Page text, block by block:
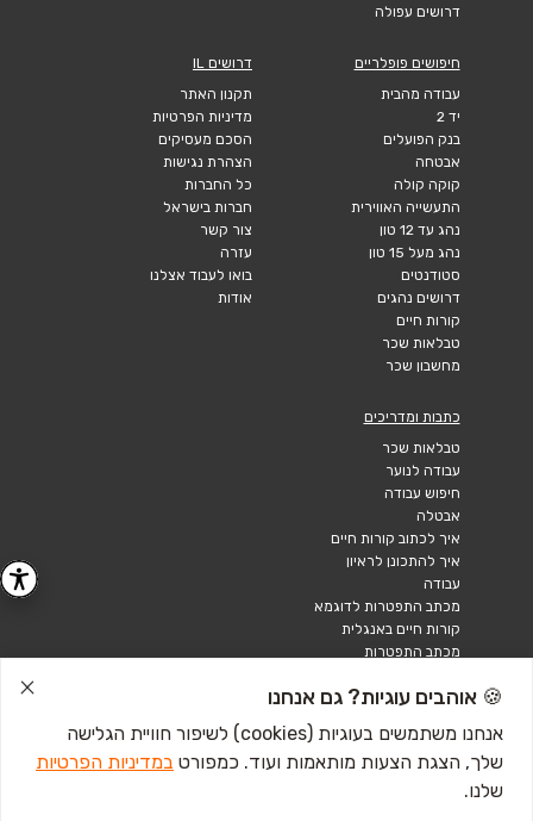
דרושים עפולה
חיפושים פופלריים
עבודה מהבית
יד 2
בנק הפועלים
אבטחה
קוקה קולה
התעשייה האווירית
נהג עד 12 טון
נהג מעל 15 טון
סטודנטים
דרושים נהגים
קורות חיים
טבלאות שכר
מחשבון שכר
דרושים IL
תקנון האתר
מדיניות הפרטיות
הסכם מעסיקים
הצהרת נגישות
כל החברות
חברות בישראל
צור קשר
עזרה
בואו לעבוד אצלנו
אודות
כתבות ומדריכים
טבלאות שכר
עבודה לנוער
חיפוש עבודה
אבטלה
איך לכתוב קורות חיים
איך להתכונן לראיון
עבודה
מכתב התפטרות לדוגמא
קורות חיים באנגלית
מכתב התפטרות
🍪 אוהבים עוגיות? גם אנחנו
אנחנו משתמשים בעוגיות (cookies) לשיפור חוויית הגלישה
שלך, הצגת הצעות מותאמות ועוד. כמפורט במדיניות הפרטיות
שלנו.